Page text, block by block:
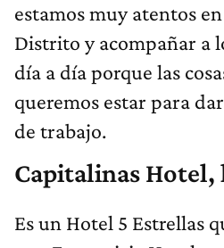
estamos muy atentos
Distrito y acompañar a
día a día porque las
queremos estar para
de trabajo.
Capitalinas Hotel,
Es un Hotel 5 Estrellas